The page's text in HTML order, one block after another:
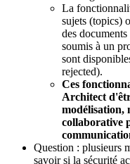
La
sujets (topics)
des
soumis à un
sont
rejected).
Ces
Architect
modélisation,
collaborative
Question : plusieurs
savoir si la sécurité